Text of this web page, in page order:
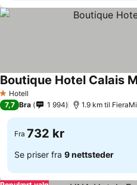
1 Stjerner
Hotell
Boutique Hotel Calais
7,7 Bra 1 994 1.9 km til
Fra 732 kr
Se priser fra 9 nettsteder